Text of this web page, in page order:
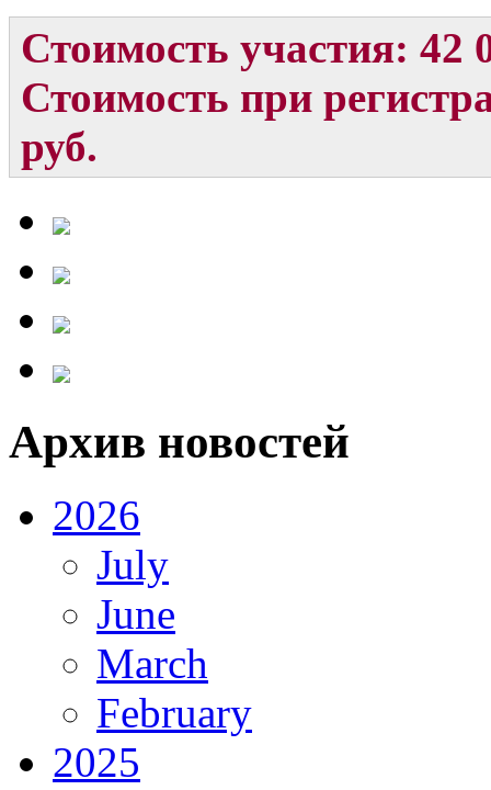
Стоимость участия: 42
Стоимость при
руб.
Архив новостей
2026
July
June
March
February
2025